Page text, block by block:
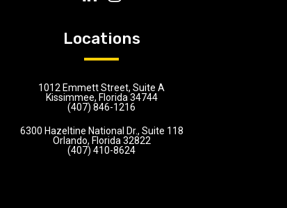
Locations
1012 Emmett Street, Suite A
Kissimmee, Florida 34744
(407) 846-1216
6300 Hazeltine National Dr., Suite 118
Orlando, Florida 32822
(407) 410-8624